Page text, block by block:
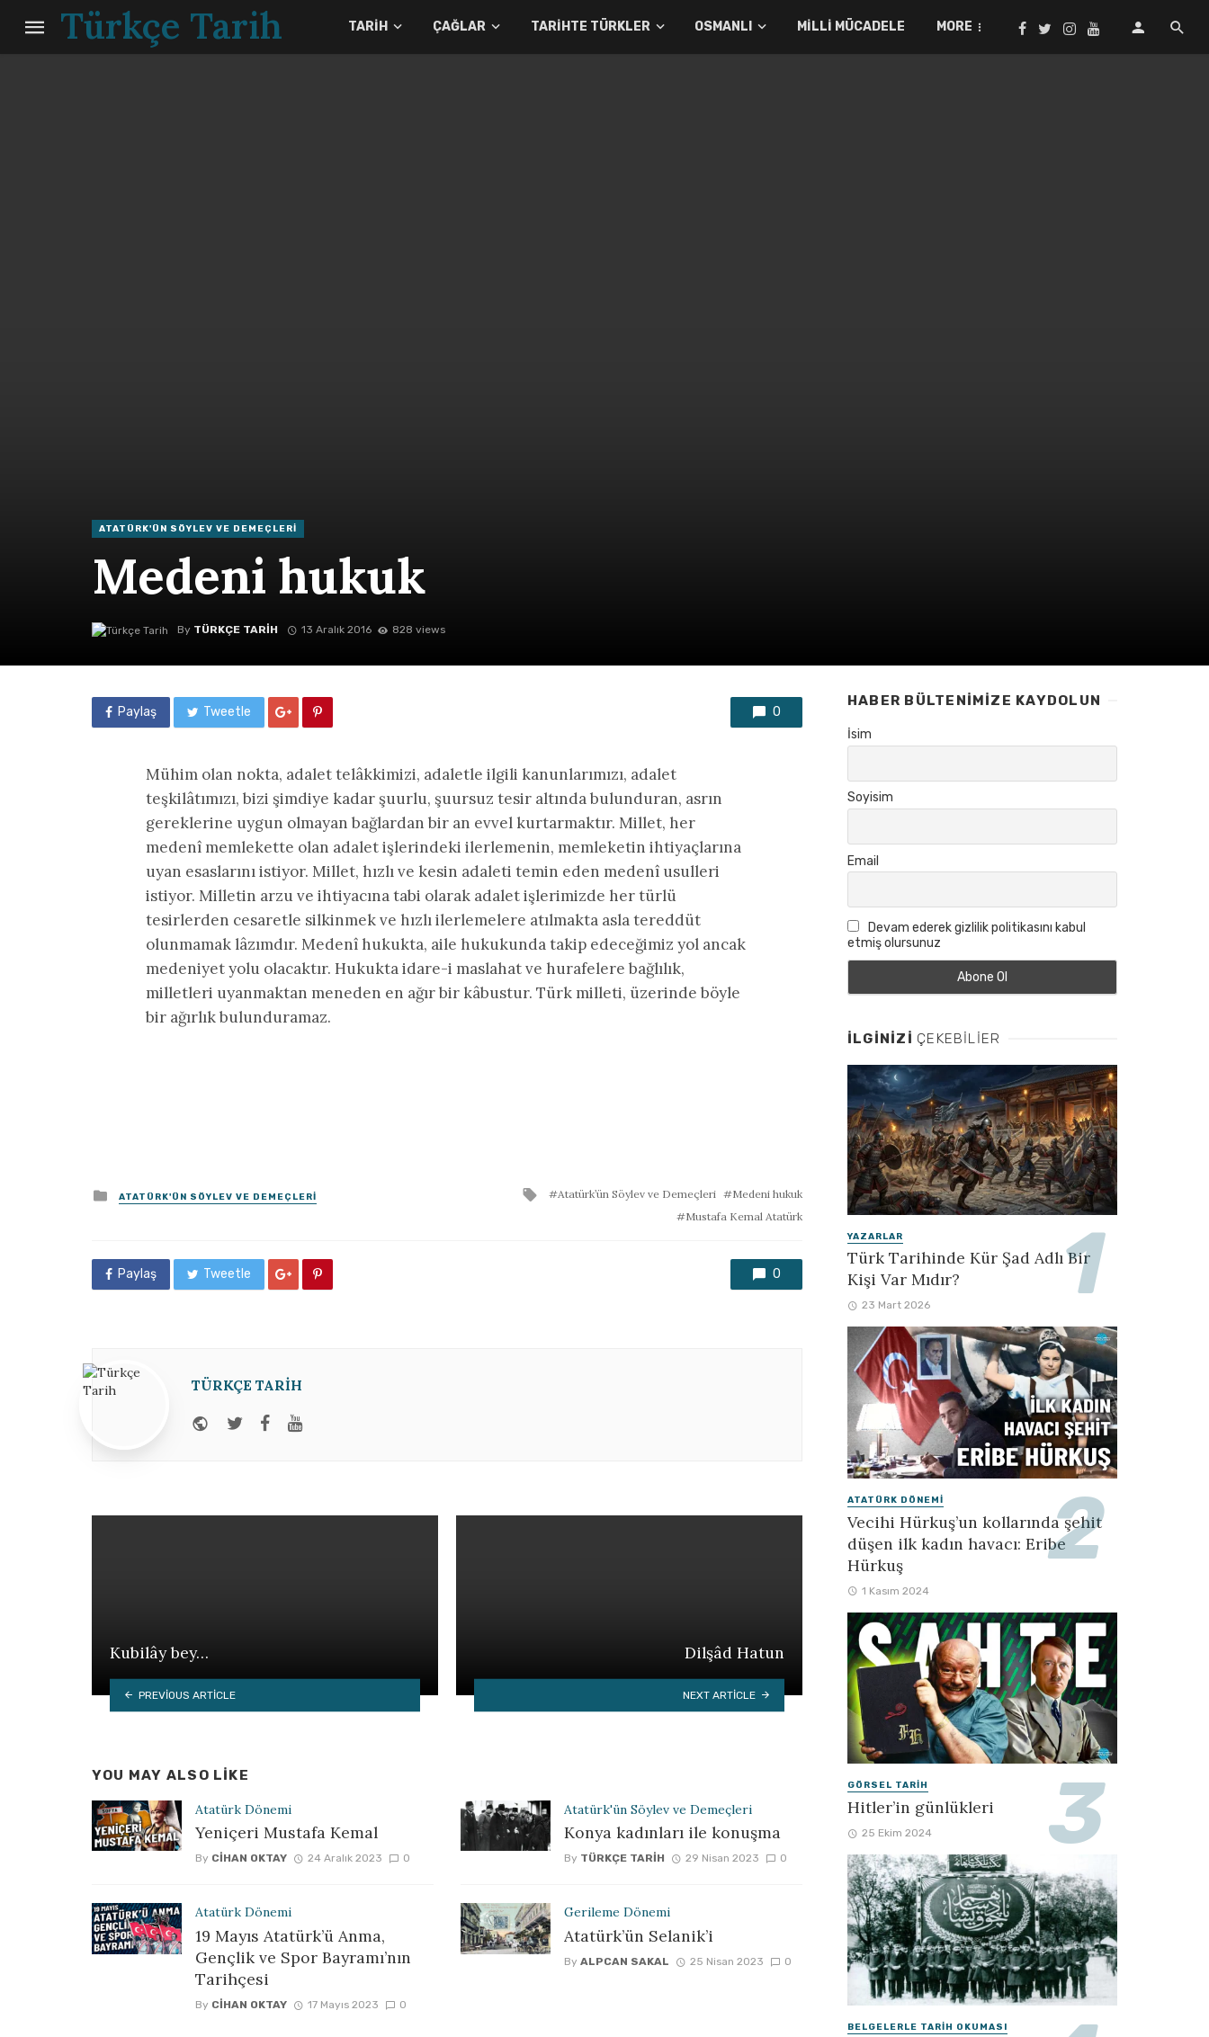
Türkçe Tarih TARIH ÇAĞLAR TARIHTE TÜRKLER OSMANLI MILLI MÜCADELE MORE
ATATÜRK'ÜN SÖYLEV VE DEMEÇLERI
Medeni hukuk
By TÜRKÇE TARIH 13 Aralık 2016 828 views
Paylaş Tweetle 0
Mühim olan nokta, adalet telâkkimizi, adaletle ilgili kanunlarımızı, adalet
teşkilâtımızı, bizi şimdiye kadar şuurlu, şuursuz tesir altında bulunduran, asrın
gereklerine uygun olmayan bağlardan bir an evvel kurtarmaktır. Millet, her
medenî memlekette olan adalet işlerindeki ilerlemenin, memleketin ihtiyaçlarına
uyan esaslarını istiyor. Millet, hızlı ve kesin adaleti temin eden medenî usulleri
istiyor. Milletin arzu ve ihtiyacına tabi olarak adalet işlerimizde her türlü
tesirlerden cesaretle silkinmek ve hızlı ilerlemelere atılmakta asla tereddüt
olunmamak lâzımdır. Medenî hukukta, aile hukukunda takip edeceğimiz yol ancak
medeniyet yolu olacaktır. Hukukta idare-i maslahat ve hurafelere bağlılık,
milletleri uyanmaktan meneden en ağır bir kâbustur. Türk milleti, üzerinde böyle
bir ağırlık bulunduramaz.
Posted
in
ATATÜRK'ÜN SÖYLEV VE DEMEÇLERI Tagged
Atatürk’ün Söylev ve Demeçleri
Medeni hukuk
Mustafa Kemal Atatürk
Paylaş Tweetle 0
TÜRKÇE TARIH
Website
TwitterFacebook
Kubilây bey…
PREVIOUS ARTICLE
Dilşâd Hatun
NEXT ARTICLE
YOU MAY ALSO LIKE
Atatürk Dönemi
Yeniçeri Mustafa Kemal
By CIHAN OKTAY 24 Aralık 2023 0
Atatürk Dönemi
19 Mayıs Atatürk’ü Anma,
Gençlik ve Spor Bayramı’nın
Tarihçesi
By CIHAN OKTAY 17 Mayıs 2023 0
Atatürk'ün Söylev ve Demeçleri
Konya kadınları ile konuşma
By TÜRKÇE TARIH 29 Nisan 2023 0
Gerileme Dönemi
Atatürk’ün Selanik’i
By ALPCAN SAKAL 25 Nisan 2023 0
HABER BÜLTENIMIZE KAYDOLUN
İsim
Soyisim
Email
Devam ederek gizlilik politikasını kabul
etmiş olursunuz
İLGINIZI ÇEKEBILIER
YAZARLAR
Türk Tarihinde Kür Şad Adlı Bir
Kişi Var Mıdır?
23 Mart 2026
ATATÜRK DÖNEMI
Vecihi Hürkuş’un kollarında şehit
düşen ilk kadın havacı: Eribe
Hürkuş
1 Kasım 2024
GÖRSEL TARIH
Hitler’in günlükleri
25 Ekim 2024
BELGELERLE TARIH OKUMASI